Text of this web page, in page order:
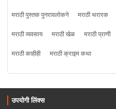
मराठी पुस्तक पुनरावलोकने
मराठी थरारक
मराठी व्यवसाय
मराठी खेळ मराठी प्राणी
मराठी काहीही
मराठी क्राइम कथा
उपयोगी लिंक्स